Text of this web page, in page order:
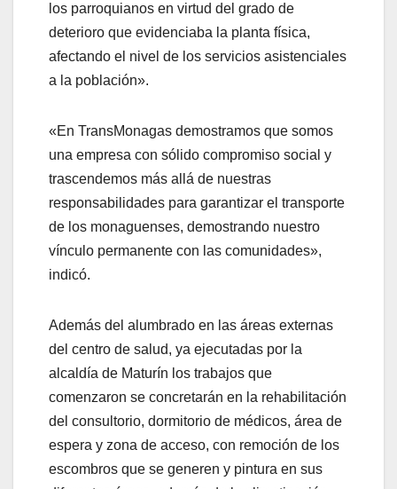
los parroquianos en virtud del grado de
deterioro que evidenciaba la planta física,
afectando el nivel de los servicios asistenciales
a la población».
«En TransMonagas demostramos que somos
una empresa con sólido compromiso social y
trascendemos más allá de nuestras
responsabilidades para garantizar el transporte
de los monaguenses, demostrando nuestro
vínculo permanente con las comunidades»,
indicó.
Además del alumbrado en las áreas externas
del centro de salud, ya ejecutadas por la
alcaldía de Maturín los trabajos que
comenzaron se concretarán en la rehabilitación
del consultorio, dormitorio de médicos, área de
espera y zona de acceso, con remoción de los
escombros que se generen y pintura en sus